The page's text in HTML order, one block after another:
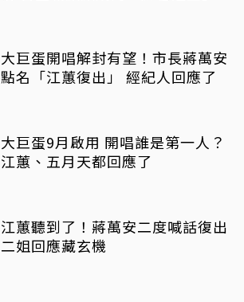
大巨蛋開唱解封有望！市長蔣萬安
點名「江蕙復出」 經紀人回應了
大巨蛋9月啟用 開唱誰是第一人？
江蕙、五月天都回應了
江蕙聽到了！蔣萬安二度喊話復出
二姐回應藏玄機